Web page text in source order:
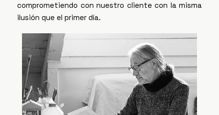
comprometiendo con nuestro cliente con la misma
ilusión que el primer día.